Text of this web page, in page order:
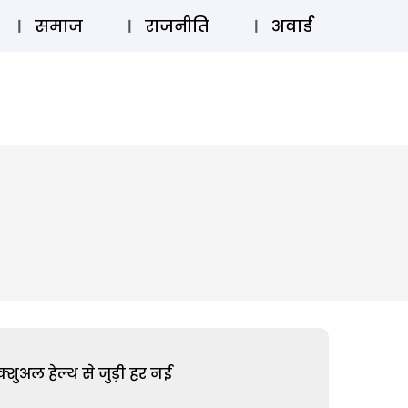
लॉग इन ⚲ SUBSCRIBE
समाज राजनीति अवार्ड
हेल्थ से जुड़ी हर नई